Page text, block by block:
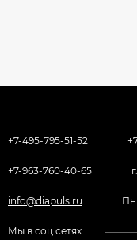
+7-495-795-51-52
+7-963-760-40-65
info@diapuls.ru
Мы в соц.сетях